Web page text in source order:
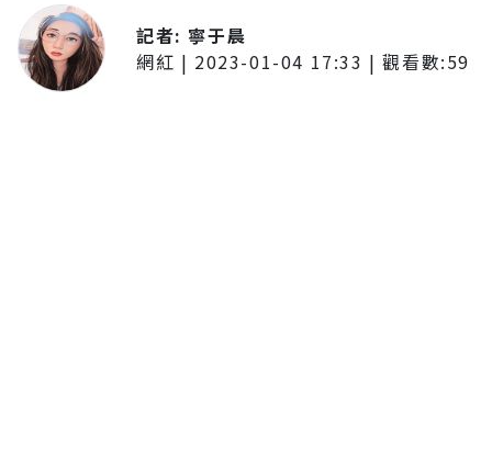
記者: 寧于晨
網紅 | 2023-01-04 17:33 | 觀看數:59